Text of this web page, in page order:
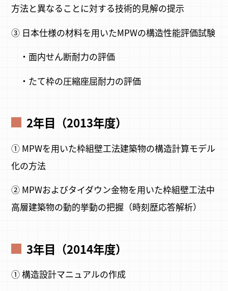
方法と異なることに対する技術的見解の提示
③ 日本仕様の材料を用いたMPWの構造性能評価試験
・面内せん断耐力の評価
・たて枠の圧縮座屈耐力の評価
2年目（2013年度）
① MPWを用いた枠組壁工法建築物の構造計算モデル
化の方法
② MPWおよびタイダウン金物を用いた枠組壁工法中
高層建築物の動的挙動の把握（時刻歴応答解析）
3年目（2014年度）
① 構造設計マニュアルの作成